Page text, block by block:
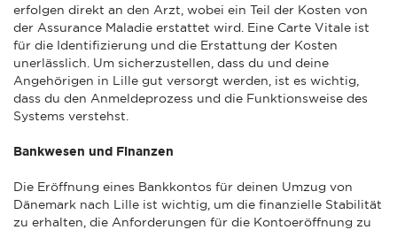
erfolgen direkt an den Arzt, wobei ein Teil der Kosten von
der Assurance Maladie erstattet wird. Eine Carte Vitale ist
für die Identifizierung und die Erstattung der Kosten
unerlässlich. Um sicherzustellen, dass du und deine
Angehörigen in Lille gut versorgt werden, ist es wichtig,
dass du den Anmeldeprozess und die Funktionsweise des
Systems verstehst.
Bankwesen und Finanzen
Die Eröffnung eines Bankkontos für deinen Umzug von
Dänemark nach Lille ist wichtig, um die finanzielle Stabilität
zu erhalten, die Anforderungen für die Kontoeröffnung zu